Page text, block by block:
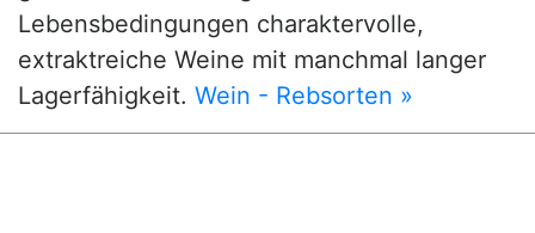
Lebensbedingungen charaktervolle,
extraktreiche Weine mit manchmal langer
Lagerfähigkeit. Wein - Rebsorten »